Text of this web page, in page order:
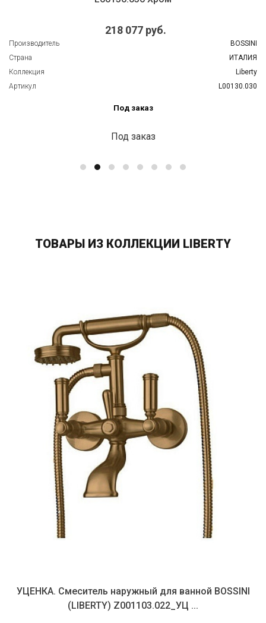
ТОВАРЫ ИЗ КОЛЛЕКЦИИ LIBERTY
для ванной BOSSINI
...
УЦЕНКА.